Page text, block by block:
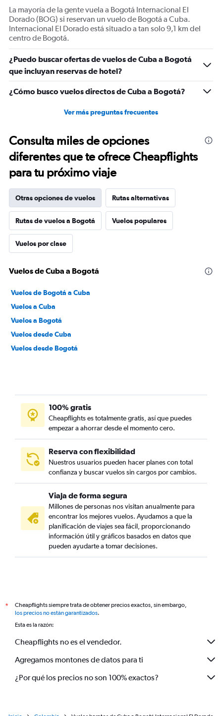
La mayoría de la gente vuela a Bogotá Internacional El
Dorado (BOG) si reservan un vuelo de Bogotá a Cuba.
Internacional El Dorado está situado a tan solo 9,1 km del
centro de Bogotá.
¿Puedo buscar ofertas de vuelos de Cuba a Bogotá
que incluyan reservas de hotel?
¿Cómo busco vuelos directos de Cuba a Bogotá?
Ver más preguntas frecuentes
Consulta miles de opciones
diferentes que te ofrece Cheapflights
para tu próximo viaje
Otras opciones de vuelos Rutas alternativas
Rutas de vuelos a Bogotá Vuelos populares
Vuelos por clase
Vuelos de Cuba a Bogotá
Vuelos de Bogotá a Cuba
Vuelos a Cuba
Vuelos a Bogotá
Vuelos desde Cuba
Vuelos desde Bogotá
100% gratis
Cheapflights es totalmente gratis, así que puedes
empezar a ahorrar desde el momento cero.
Reserva con flexibilidad
Nuestros usuarios pueden hacer planes con total
confianza y buscar vuelos sin cargos por cambios.
Viaja de forma segura
Millones de personas nos visitan anualmente para
encontrar los mejores vuelos. Ayudamos a que la
planificación de viajes sea fácil, proporcionando
información útil y gráficos basados en datos que
pueden ayudarte a tomar decisiones.
*
Cheapflights siempre trata de obtener precios exactos, sin embargo,
los precios no están garantizados.
Esta es la razón:
Cheapflights no es el vendedor.
Agregamos montones de datos para ti
¿Por qué los precios no son 100% exactos?